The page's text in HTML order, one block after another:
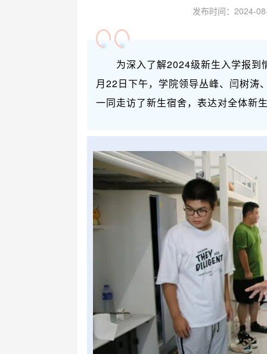
发布时间：2024-
为深入了解2024级新生入学报
月22日下午，学院领导丛峰、闫树涛
一同走访了新生宿舍，表达对全体新